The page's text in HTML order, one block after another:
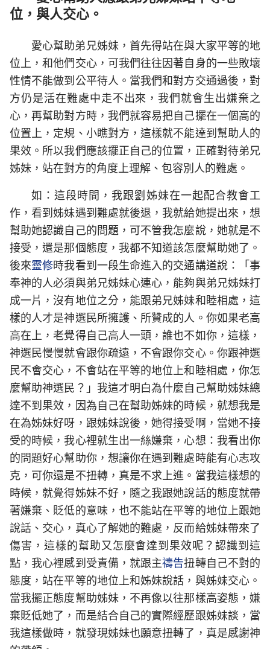
位，與人交心。
愛心幫助弟兄姊妹，首先得站在與大家平等的地
位上，和他們交心，可我們往往因著自身的一些敗壞
性情不能做到公平待人。當我們和對方交通過後，對
方仍是活在難處中走不出來，我們就會生出嫌棄之
心，再幫助對方時，我們就容易把自己擺在一個高的
位置上，定規、小瞧對方，這樣就不能達到幫助人的
果效。所以我們應該擺正自己的位置，正確對待弟兄
姊妹，站在對方的角度上理解、包容別人的難處。
如：這段時間，我跟劉姊妹在一起配合教會工
作，看到姊妹遇到難處就後退，我就給她提出來，想
幫助她認識自己的問題，可不管我怎麼說，她就是不
接受，還是那個態度，我都不知道該怎麼幫助她了。
後來靈修時我看到一段生命進入的交通講道說：「事
奉神的人必須與弟兄姊妹心連心，能夠與弟兄姊妹打
成一片，沒有地位之分，能跟弟兄姊妹和睦相處，這
樣的人才是神選民所擁護、所贊成的人。你如果老高
高在上，老覺得自己高人一頭，誰也不如你，這樣，
神選民慢慢就會跟你疏遠，不會跟你交心。你跟神選
民不會交心，不會站在平等的地位上和睦相處，你怎
麼幫助神選民？」我這才明白為什麼自己幫助姊妹總
達不到果效，因為自己在幫助姊妹的時候，就想我是
在為姊妹好呀，跟姊妹說後，她得接受啊，當她不接
受的時候，我心裡就生出一絲嫌棄，心想：我看出你
的問題好心幫助你，想讓你在遇到難處時能有心志攻
克，可你還是不扭轉，真是不求上進。當我這樣想的
時候，就覺得姊妹不好，隨之我跟她說話的態度就帶
著嫌棄、貶低的意味，也不能站在平等的地位上跟她
說話、交心，真心了解她的難處，反而給姊妹帶來了
傷害，這樣的幫助又怎麼會達到果效呢？認識到這
點，我心裡感到受責備，就跟主禱告扭轉自己不對的
態度，站在平等的地位上和姊妹說話，與姊妹交心。
當我擺正態度幫助姊妹，不再像以往那樣高姿態，嫌
棄貶低她了，而是結合自己的實際經歷跟姊妹談，當
我這樣做時，就發現姊妹也願意扭轉了，真是感謝神